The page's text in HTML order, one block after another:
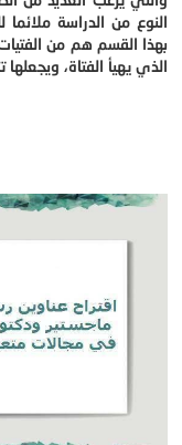
النوع من الدراسة ملائما
بهذا القسم هم من
الذي يهيأ الفتاة،